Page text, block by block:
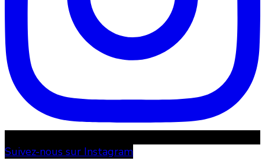
Suivez-nous sur Instagram